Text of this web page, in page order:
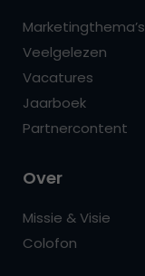
Marketingthema’s
Veelgelezen
Vacatures
Jaarboek
Partnercontent
Over
Missie & Visie
Colofon